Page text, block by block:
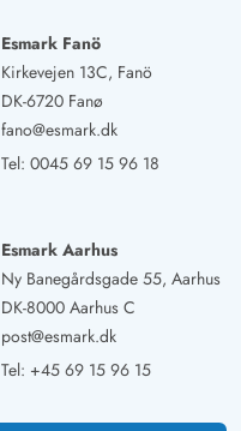
Esmark Fanö
Kirkevejen 13C, Fanö
DK-6720 Fanø
fano@esmark.dk
Tel: 0045 69 15 96 18
Esmark Aarhus
Ny Banegårdsgade 55, Aarhus
DK-8000 Aarhus C
post@esmark.dk
Tel: +45 69 15 96 15